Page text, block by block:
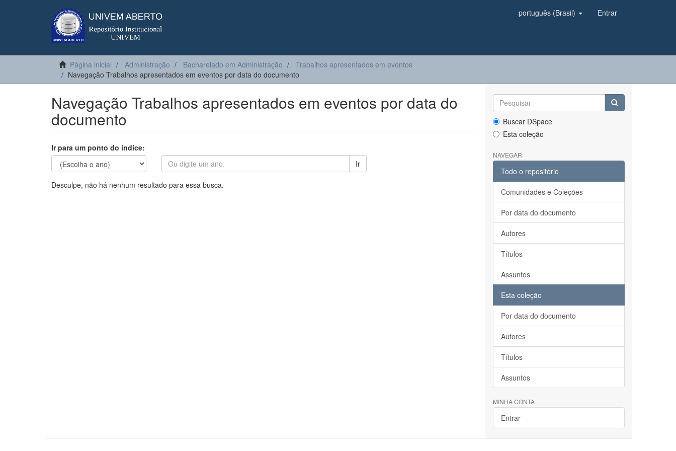
português (Brasil) Entrar
Página inicial Administração Bacharelado em Administração
Trabalhos apresentados em eventos
Navegação Trabalhos apresentados em eventos por data do documento
Navegação Trabalhos apresentados em eventos por data do
documento
Ir para um ponto do índice:
Ir
Desculpe, não há nenhum resultado para essa busca.
Buscar DSpace
Esta coleção
NAVEGAR
Todo o repositório
Comunidades e Coleções
Por data do documento
Autores
Títulos
Assuntos
Esta coleção
Por data do documento
Autores
Títulos
Assuntos
MINHA CONTA
Entrar